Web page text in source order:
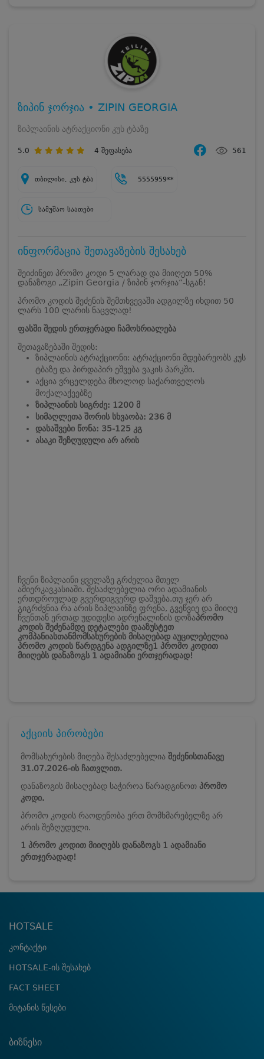
ზიპინ ჯორჯია • ZIPIN GEORGIA
ზიპლაინის ატრაქციონი კუს ტბაზე
5.0 4 შეფასება 561
თბილისი, კუს ტბა 5555959**
სამუშაო საათები
ინფორმაცია შეთავაზების შესახებ
შეიძინეთ პრომო კოდი 5 ლარად და მიიღეთ 50%
დანაზოგი „Zipin Georgia / ზიპინ ჯორჯია“-სგან!
პრომო კოდის შეძენის შემთხვევაში ადგილზე იხდით 50
ლარს 100 ლარის ნაცვლად!
ფასში შედის ერთჯერადი ჩამოსრიალება
შეთავაზებაში შედის:
ზიპლაინის ატრაქციონი: ატრაქციონი მდებარეობს კუს
ტბაზე და პირდაპირ ეშვება ვაკის პარკში.
აქცია ვრცელდება მხოლოდ საქართველოს
მოქალაქეებზე
ზიპლაინის სიგრძე: 1200 მ
სიმაღლეთა შორის სხვაობა: 236 მ
დასაშვები წონა: 35-125 კგ
ასაკი შეზღუდული არ არის
ჩვენი ზიპლაინი ყველაზე გრძელია მთელ
ამიერკავკასიაში. შესაძლებელია ორი ადამიანის
ერთდროულად გვერდიგვერდ დაშვება.თუ ჯერ არ
გიგრძვნია რა არის ზიპლაინზე ფრენა, გვეწვიე და მიიღე
ჩვენთან ერთად უდიდესი ადრენალინის დოზაპრომო
კოდის შეძენამდე დეტალები დააზუსტეთ
კომპანიასთანმომსახურების მისაღებად აუცილებელია
პრომო კოდის წარდგენა ადგილზე1 პრომო კოდით
მიიღებს დანაზოგს 1 ადამიანი ერთჯერადად!
აქციის პირობები
მომსახურების მიღება შესაძლებელია შეძენისთანავე
31.07.2026-ის ჩათვლით.
დანაზოგის მისაღებად საჭიროა წარადგინოთ პრომო
კოდი.
პრომო კოდის რაოდენობა ერთ მომხმარებელზე არ
არის შეზღუდული.
1 პრომო კოდით მიიღებს დანაზოგს 1 ადამიანი
ერთჯერადად!
HOTSALE
კონტაქტი
HOTSALE-ის შესახებ
FACT SHEET
მიტანის წესები
ბიზნესი